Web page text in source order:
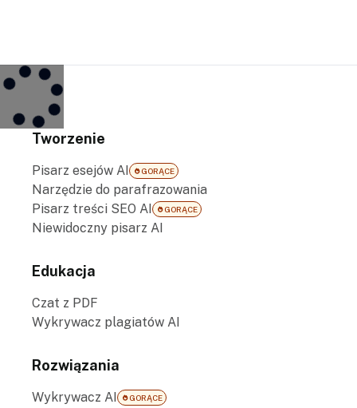
Tworzenie
Pisarz esejów AI GORĄCE
Narzędzie do parafrazowania
Pisarz treści SEO AI
GORĄCE
Niewidoczny pisarz AI
Edukacja
Czat z PDF
Wykrywacz plagiatów AI
Rozwiązania
Wykrywacz AI GORĄCE